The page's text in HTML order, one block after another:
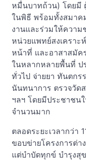
หมื่นบาทถ้วน) โดยมี
ในพิธี พร้อมทั้งสมาค
งานและร่วมให้ความ
หน่วยแพทย์สงเครา
หน้าที่ และอาสาสมัค
ในหลากหลายพื้นที่ ป
ทั่วไป จ่ายยา ทันตกร
นันทนาการ ตรวจวัด
ฯลฯ โดยมีประชาชน
จำนวนมาก
ตลอดระยะเวลากว่า
ขอบข่ายโครงการต่า
แต่บำบัดทุกข์ บำรุงสุ